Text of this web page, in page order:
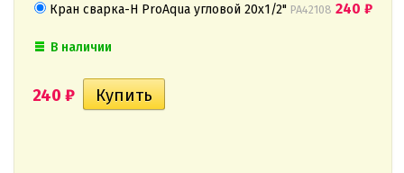
Кран сварка-Н ProAqua угловой 20х1/2" PA42108 240 ₽
В наличии
240 ₽